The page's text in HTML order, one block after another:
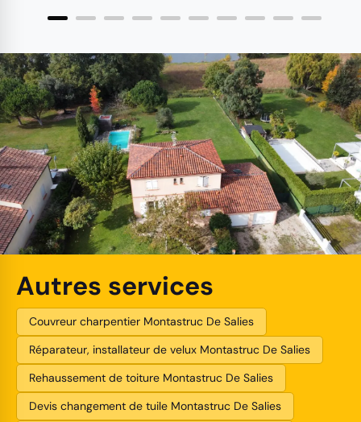
Autres services
Couvreur charpentier Montastruc De Salies
Réparateur, installateur de velux Montastruc De Salies
Rehaussement de toiture Montastruc De Salies
Devis changement de tuile Montastruc De Salies